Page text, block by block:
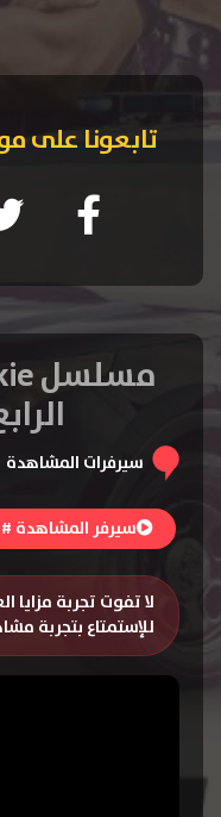
تابعونا على
سيرفرات المشاهدة
سيرفر المشاهدة #01
لا تفوت تجربة مزايا
للإستمتاع بتجربة